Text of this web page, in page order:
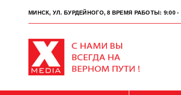
МИНСК, УЛ. БУРДЕЙНОГО, 8 ВРЕМЯ РАБОТЫ: 9:00